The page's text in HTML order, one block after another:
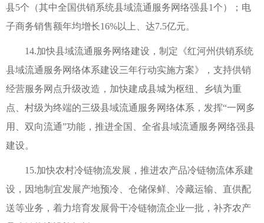
县5个（其中全国供销系统县域流通服务网络强县1个）；电
子商务销售额年均增长16%以上、达7.5亿元。
14.加快县域流通服务网络建设，制定《红河州供销系统
县域流通服务网络体系建设三年行动实施方案》，支持供销
经营服务网点升级改造，加快建成县城为枢纽、乡镇为重
点、村级为终端的三级县域流通服务网络体系，发挥“一网多
用、双向流通”功能，推进全国、全省县域流通服务网络强县
建设。
15.加快农村冷链物流发展，推进农产品冷链物流体系建
设，因地制宜发展产地预冷、仓储保鲜、冷藏运输、直供配
送等业务，着力培育发展骨干冷链物流企业一批，补齐农产